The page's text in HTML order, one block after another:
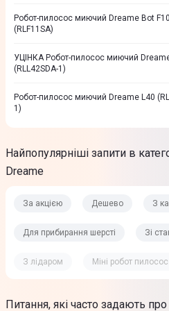
Робот-пилосос миючий Dreame Bot
(RLF11SA)
УЦІНКА Робот-пилосос миючий
(RLL42SDA-1)
Робот-пилосос миючий Dreame L40
1)
Найпопулярніші запити в
Dreame
За акцією Дешево З
Для прибирання шерсті Зі
З лідаром Міні робот пилосос
Питання, які часто задають